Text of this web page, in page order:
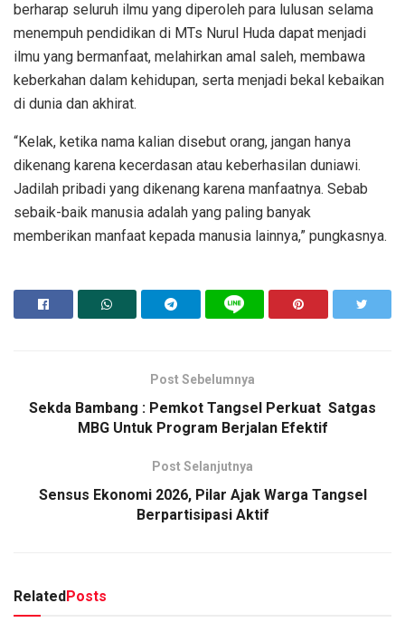
berharap seluruh ilmu yang diperoleh para lulusan selama
menempuh pendidikan di MTs Nurul Huda dapat menjadi
ilmu yang bermanfaat, melahirkan amal saleh, membawa
keberkahan dalam kehidupan, serta menjadi bekal kebaikan
di dunia dan akhirat.
“Kelak, ketika nama kalian disebut orang, jangan hanya
dikenang karena kecerdasan atau keberhasilan duniawi.
Jadilah pribadi yang dikenang karena manfaatnya. Sebab
sebaik-baik manusia adalah yang paling banyak
memberikan manfaat kepada manusia lainnya,” pungkasnya.
Post Sebelumnya
Sekda Bambang : Pemkot Tangsel Perkuat Satgas
MBG Untuk Program Berjalan Efektif
Post Selanjutnya
Sensus Ekonomi 2026, Pilar Ajak Warga Tangsel
Berpartisipasi Aktif
Related Posts